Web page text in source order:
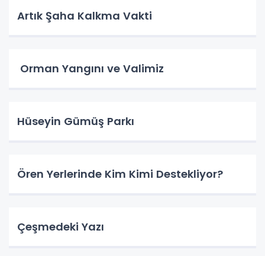
Artık Şaha Kalkma Vakti
Orman Yangını ve Valimiz
Hüseyin Gümüş Parkı
Ören Yerlerinde Kim Kimi Destekliyor?
Çeşmedeki Yazı